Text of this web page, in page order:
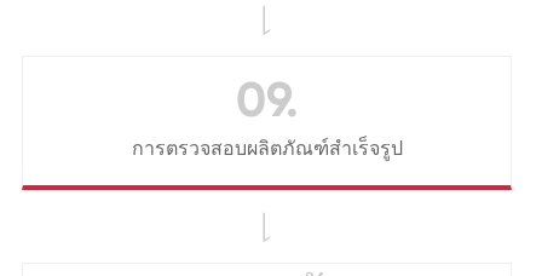

09.
การตรวจสอบผลิตภัณฑ์สำเร็จรูป
